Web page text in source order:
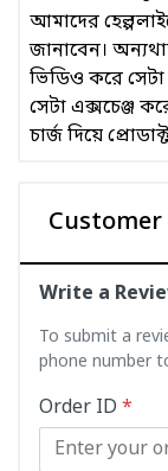
আমাদের
জানাবেন।
ভিডিও করে
সেটা এক্সচেঞ্জ
চার্জ দিয়ে
Customer
Write a
To submit a
phone number
Order ID *